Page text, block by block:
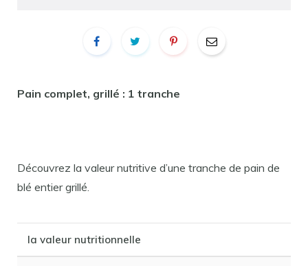
Pain complet, grillé : 1 tranche
Découvrez la valeur nutritive d’une tranche de pain de
blé entier grillé.
la valeur nutritionnelle